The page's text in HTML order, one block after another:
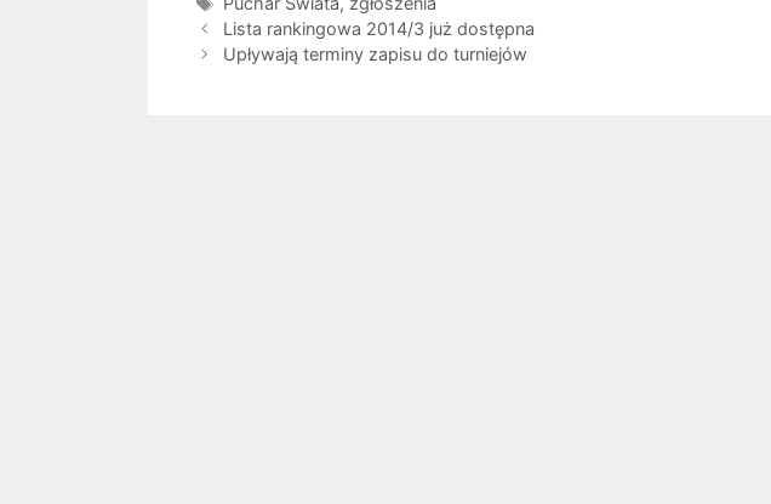
Lista rankingowa 2014/3 już dostępna
Upływają terminy zapisu do turniejów